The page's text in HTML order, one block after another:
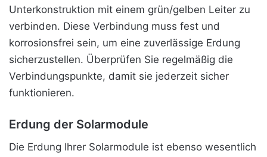
Unterkonstruktion mit einem grün/gelben Leiter zu
verbinden. Diese Verbindung muss fest und
korrosionsfrei sein, um eine zuverlässige Erdung
sicherzustellen. Überprüfen Sie regelmäßig die
Verbindungspunkte, damit sie jederzeit sicher
funktionieren.
Erdung der Solarmodule
Die Erdung Ihrer Solarmodule ist ebenso wesentlich